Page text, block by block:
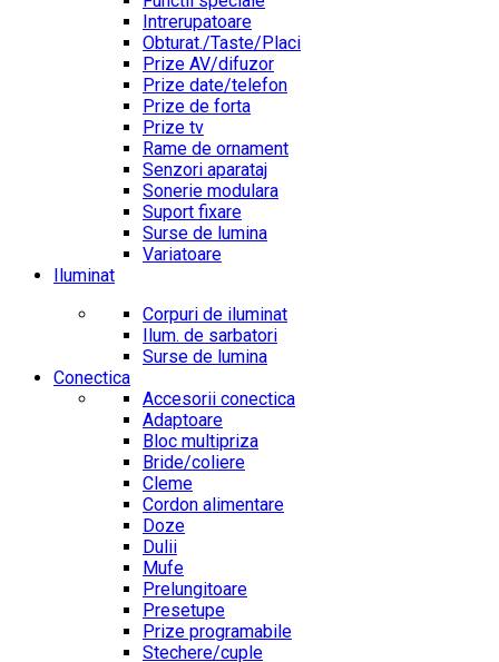
Intrerupatoare
Obturat./Taste/Placi
Prize AV/difuzor
Prize date/telefon
Prize de forta
Prize tv
Rame de ornament
Senzori aparataj
Sonerie modulara
Suport fixare
Surse de lumina
Variatoare
Iluminat
Corpuri de iluminat
Ilum. de sarbatori
Surse de lumina
Conectica
Accesorii conectica
Adaptoare
Bloc multipriza
Bride/coliere
Cleme
Cordon alimentare
Doze
Dulii
Mufe
Prelungitoare
Presetupe
Prize programabile
Stechere/cuple